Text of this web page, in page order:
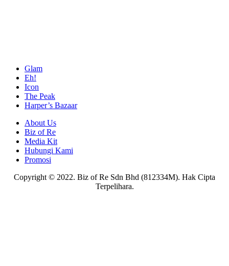
Glam
Eh!
Icon
The Peak
Harper’s Bazaar
About Us
Biz of Re
Media Kit
Hubungi Kami
Promosi
Copyright © 2022. Biz of Re Sdn Bhd (812334M). Hak Cipta
Terpelihara.